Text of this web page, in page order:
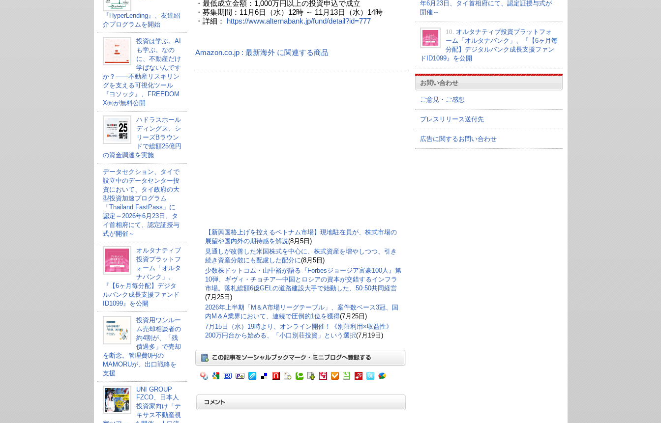
『HyperLending』、友達紹
介プログラムを開始
投資は学ぶ。AI
も学ぶ。なの
に、不動産だけ
学ばないんです
か？——不動産リスキリン
グを支える可視化ツール
『ヨソック』、FREEDOM
X㈱が無料公開
ハドラスホール
ディングス、シ
リーズBラウン
ドで総額25億円
の資金調達を実施
データセクション、タイで
設立中のデータセンター投
資において、タイ政府の大
型投資加速プログラム
「Thailand FastPass」に
認定～2026年6月23日、タ
イ首相府にて、認定証授与
式が開催～
オルタナティブ
投資プラットフ
ォーム「オルタ
ナバンク」、
『【6ヶ月毎分配】デジタ
ルバンク成長支援ファンド
ID1099』を公開
投資用ワンルー
ム売却相談者の
約4割が、「残
債過多」で売却
を断念。管理費0円の
MAMORUが、出口戦略を
支援
UNI GROUP
FZCO、日本人
投資家向け「テ
キサス不動産視
・最低成立金額：1,000万円以上の投資申込で成立
・募集期間：11月6日（水）12時 ～ 11月13日（水）14時
・詳細：
https://www.alternabank.jp/fund/detail?id=777
Amazon.co.jp : 最新海外 に関連する商品
【新興国格上げを控えるベトナム市場】現地駐在員が、株式市場の
展望や国内外の期待感を解説(8月5日)
見通しが改善した米国株式を中心に、株式資産を増やしつつ、引き
続き資産分散にも配慮した配分に(8月5日)
少数株ドットコム・山中裕が語る『Forbesジョージア富豪100人』第
10弾、ギヴィ・チョチア―中国とロシアの資本が交錯するインフラ
市場。落札総額6億GELの道路建設大手で始動した、50:50共同経営
(7月25日)
2026年上半期「M＆A市場リーグテーブル」、案件数ベース3冠、国
内M＆A業界において、連続で圧倒的1位を獲得(7月25日)
7月15日（水）19時より、オンライン開催！《別荘利用×収益性》
200万円台から始める、「小口別荘投資」という選択(7月19日)
年6月23日、タイ首相府にて、認定証授与式が
開催～
10. オルタナティブ投資プラットフォ
ーム「オルタナバンク」、『【6ヶ月毎
分配】デジタルバンク成長支援ファン
ドID1099』を公開
お問い合わせ
ご意見・ご感想
プレスリリース送付先
広告に関するお問い合わせ